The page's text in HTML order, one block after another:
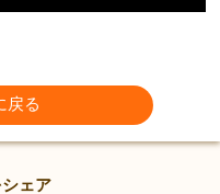
戻る
ェア